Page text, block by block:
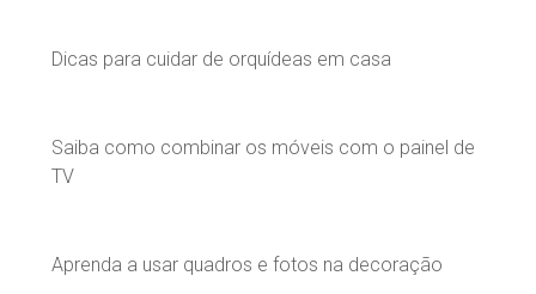
Dicas para cuidar de orquídeas em casa
Saiba como combinar os móveis com o painel de
TV
Aprenda a usar quadros e fotos na decoração